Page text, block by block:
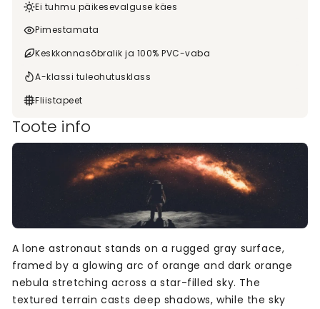
Ei tuhmu päikesevalguse käes
Pimestamata
Keskkonnasõbralik ja 100% PVC-vaba
A-klassi tuleohutusklass
Fliistapeet
Toote info
A lone astronaut stands on a rugged gray surface,
framed by a glowing arc of orange and dark orange
nebula stretching across a star-filled sky. The
textured terrain casts deep shadows, while the sky